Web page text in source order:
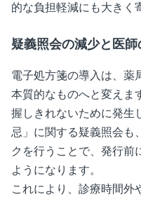
的な負担軽減にも大きく
疑義照会の減少と医
電子処方箋の導入は、薬
本質的なものへと変えま
握しきれないために発生
忌」に関する疑義照会も
クを行うことで、発行前
ようになります。
これにより、診療時間外